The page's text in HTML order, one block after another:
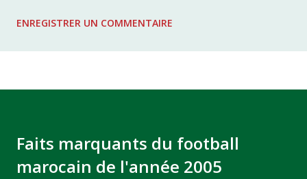
KHEMISET Mardi 06/12/2011 15H00 WAF - OCS au
ENREGISTRER UN COMMENTAIRE
Faits marquants du football
marocain de l'année 2005